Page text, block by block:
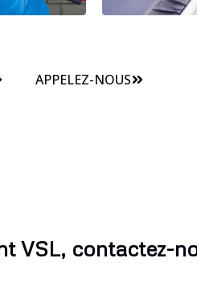
APPELEZ-NOUS
VSL, contactez-